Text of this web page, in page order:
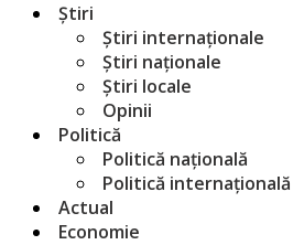
Știri
Știri internaționale
Știri naționale
Știri locale
Opinii
Politică
Politică națională
Politică internațională
Actual
Economie